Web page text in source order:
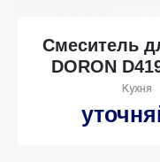
Смеситель
DORON
Кухня